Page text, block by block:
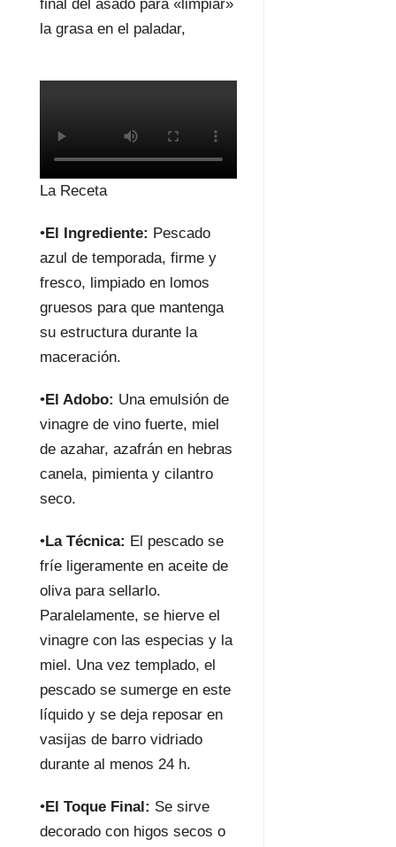
final del asado para «limpiar»
la grasa en el paladar,
La Receta
•El Ingrediente: Pescado
azul de temporada, firme y
fresco, limpiado en lomos
gruesos para que mantenga
su estructura durante la
maceración.
•El Adobo: Una emulsión de
vinagre de vino fuerte, miel
de azahar, azafrán en hebras
canela, pimienta y cilantro
seco.
•La Técnica: El pescado se
fríe ligeramente en aceite de
oliva para sellarlo.
Paralelamente, se hierve el
vinagre con las especias y la
miel. Una vez templado, el
pescado se sumerge en este
líquido y se deja reposar en
vasijas de barro vidriado
durante al menos 24 h.
•El Toque Final: Se sirve
decorado con higos secos o